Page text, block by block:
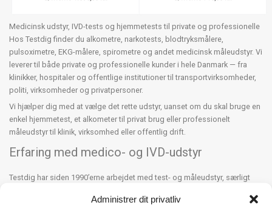
Administrer dit privatliv
Medicinsk udstyr, IVD-tests og hjemmetests til private og professionelle
Hos Testdig finder du alkometre, narkotests, blodtryksmålere,
pulsoximetre, EKG-målere, spirometre og andet medicinsk måleudstyr. Vi
leverer til både private og professionelle kunder i hele Danmark — fra
klinikker, hospitaler og offentlige institutioner til transportvirksomheder,
politi, virksomheder og privatpersoner.
Vi hjælper dig med at vælge det rette udstyr, uanset om du skal bruge en
enkel hjemmetest, et alkometer til privat brug eller professionelt
måleudstyr til klinik, virksomhed eller offentlig drift.
Erfaring med medico- og IVD-udstyr
Testdig har siden 1990’erne arbejdet med test- og måleudstyr, særligt
udvælger produkter med fokus på dokumentation, brugervenlighed og